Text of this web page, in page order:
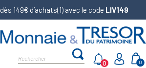
dès 149€ d’achats(1) avec le code LIV149
0
0